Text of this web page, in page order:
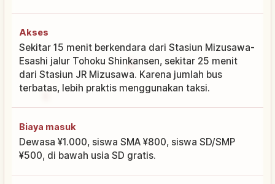
Akses
Sekitar 15 menit berkendara dari Stasiun Mizusawa-
Esashi jalur Tohoku Shinkansen, sekitar 25 menit
dari Stasiun JR Mizusawa. Karena jumlah bus
terbatas, lebih praktis menggunakan taksi.
Biaya masuk
Dewasa ¥1.000, siswa SMA ¥800, siswa SD/SMP
¥500, di bawah usia SD gratis.